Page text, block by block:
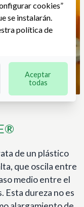
de un plástico
que oscila entre
medio entre el
Esta dureza no es
cookies”
se instalarán.
política de
Aceptar
todas